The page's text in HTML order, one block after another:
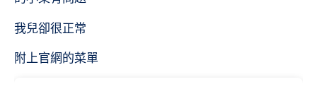
我兒卻很正常
附上官網的菜單